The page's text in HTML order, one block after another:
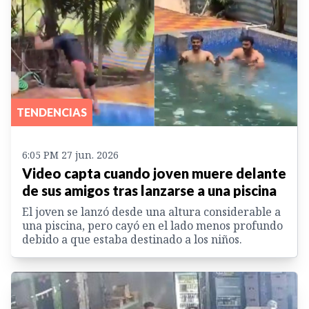
TENDENCIAS
6:05 PM 27 jun. 2026
Video capta cuando joven muere delante
de sus amigos tras lanzarse a una piscina
El joven se lanzó desde una altura considerable a
una piscina, pero cayó en el lado menos profundo
debido a que estaba destinado a los niños.